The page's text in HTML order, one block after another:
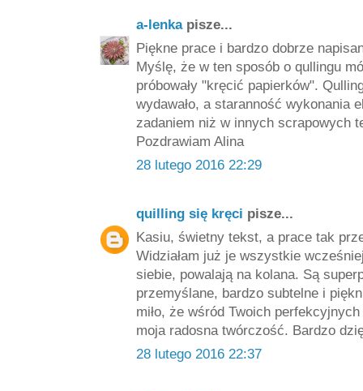
a-lenkapisze...
Piękne prace i bardzo dobrze
Myślę, że w ten sposób o qullingu
próbowały "kręcić papierków".
wydawało, a staranność wykonania
zadaniem niż w innych scrapowych
Pozdrawiam Alina
28 lutego 2016 22:29
quilling się kręci pisze...
Kasiu, świetny tekst, a prace tak
Widziałam już je wszystkie
siebie, powalają na kolana. Są
przemyślane, bardzo subtelne i
miło, że wśród Twoich
moja radosna twórczość. Bardzo
28 lutego 2016 22:37